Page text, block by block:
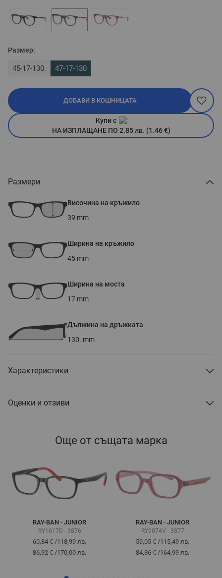
Размер:
45-17-130. 47-17-130
ДОБАВИ В КОШНИЦАТА
Купи с
НА ИЗПЛАЩАНЕ ПО 2.85 лв. (1.46 €)
Размери
Височина на кръжило
39 mm
Ширина на кръжило
45 mm
Ширина на моста
17 mm
Дължина на дръжката
130. mm
Характеристики
Оценки и отзиви
Още от същата марка
RAY-BAN - JUNIOR
RY1617D - 3876
60,84 € /118,99 лв.
86,92 €/170,00 лв.
RAY-BAN - JUNIOR
RY9074V - 3877
59,05 € /115,49 лв.
84,36 €/164,99 лв.